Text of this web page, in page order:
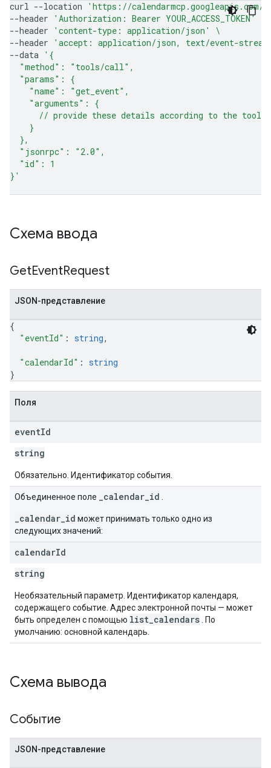
curl --location
'https://calendarmcp.googleapis.com/
--header
'Authorization: Bearer YOUR_ACCESS_TOKEN'
--header
'content-type: application/json'
\
--header
'accept: application/json, text/event-
--data '{
  "method": "tools/call",
  "params": {
    "name": "get_event",
    "arguments": {
// provide these details according to the tool
    }
  },
  "jsonrpc": "2.0",
  "id": 1
}'
Схема ввода
GetEventRequest
JSON-представление
{
"eventId" : string,
"calendarId" : string
}
Поля
eventId
string
Обязательно. Идентификатор события.
Объединенное поле _calendar_id
_calendar_id может принимать только одно из
следующих значений:
calendarId
string
Необязательный параметр. Идентификатор календаря,
содержащего событие. Адрес электронной почты — может
быть определен с помощью list_calendars . По
умолчанию: основной календарь.
Схема вывода
Событие
JSON-представление